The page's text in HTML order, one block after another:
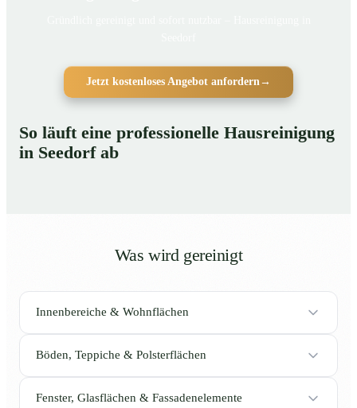
Jetzt kostenloses Angebot anfordern →
So läuft eine professionelle Hausreinigung
in Seedorf ab
Was wird gereinigt
Innenbereiche & Wohnflächen
Böden, Teppiche & Polsterflächen
Fenster, Glasflächen & Fassadenelemente